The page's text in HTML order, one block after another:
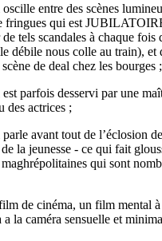
entre des scènes
fringues qui est
tels scandales à chaque fois
débile nous colle au train), et
de deal chez les bourges ;
parfois desservi par une
des actrices ;
avant tout de l’éclosion
la jeunesse - ce qui fait
qui sont
de cinéma, un film mental à
la caméra sensuelle et